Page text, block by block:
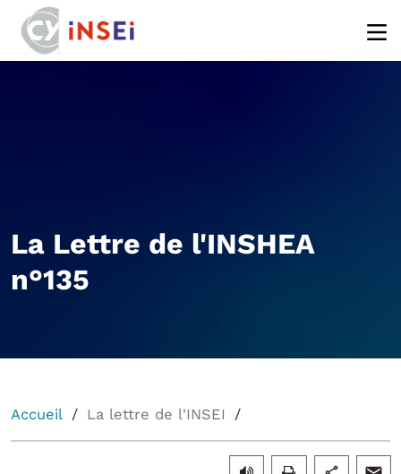
La Lettre de l'INSHEA
n°135
Accueil La lettre de l'INSEI